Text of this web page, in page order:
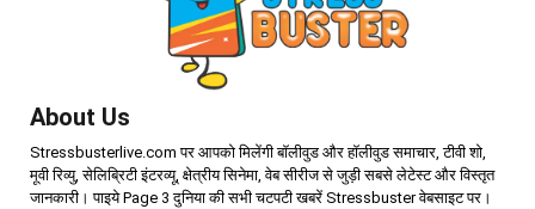
About Us
Stressbusterlive.com पर आपको मिलेंगी बॉलीवुड और हॉलीवुड समाचार, टीवी शो,
मूवी रिव्यु, सेलिब्रिटी इंटरव्यू, क्षेत्रीय सिनेमा, वेब सीरीज से जुड़ी सबसे लेटेस्ट और विस्तृत
जानकारी। पाइये Page 3 दुनिया की सभी चटपटी खबरें Stressbuster वेबसाइट पर।